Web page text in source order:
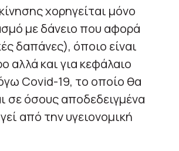
χορηγείται μόνο
με δάνειο που αφορά
δαπάνες), όποιο είναι
αλλά και για κεφάλαιο
Covid-19, το οποίο θα
σε όσους αποδεδειγμένα
από την υγειονομική